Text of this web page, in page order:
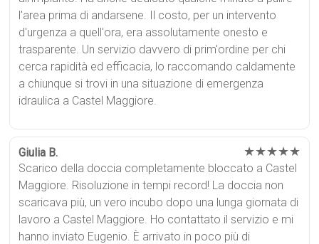
l'area prima di andarsene. Il costo, per un intervento
d'urgenza a quell'ora, era assolutamente onesto e
trasparente. Un servizio davvero di prim'ordine per chi
cerca rapidità ed efficacia, lo raccomando caldamente
a chiunque si trovi in una situazione di emergenza
idraulica a Castel Maggiore.
Giulia B. ★★★★★
Scarico della doccia completamente bloccato a Castel
Maggiore. Risoluzione in tempi record! La doccia non
scaricava più, un vero incubo dopo una lunga giornata di
lavoro a Castel Maggiore. Ho contattato il servizio e mi
hanno inviato Eugenio. È arrivato in poco più di